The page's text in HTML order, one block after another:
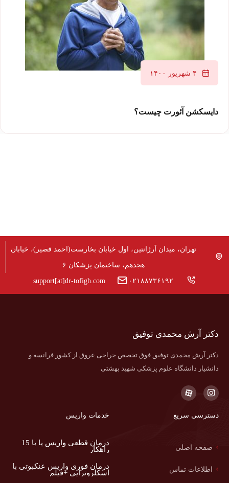
۴ شهریور ۱۴۰۰
دایسکشن آئورت چیست؟
تهران، میدان آرژانتین، اول خیابان بخارست(احمد قصیر)، خیابان
هجدهم، ساختمان پزشکان ۶
۰۲۱۸۸۷۳۶۱۹۲ support[at]dr-tofigh.com
دکتر آرش محمدی توفیق
دکتر آرش محمدی توفیق فوق تخصص جراحی عروق از کشور فرانسه و
دانشیار دانشگاه علوم پزشکی شهید بهشتی
دسترسی سریع
صفحه اصلی
اطلاعات تماس
خدمات واریس
درمان قطعی واریس پا با 15
راهکار
درمان فوری واریس عنکبوتی با
اسکلروتراپی +فیلم